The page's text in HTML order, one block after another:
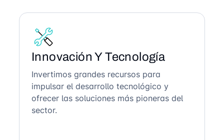
Innovación Y Tecnología
Invertimos grandes recursos para
impulsar el desarrollo tecnológico y
ofrecer las soluciones más pioneras del
sector.